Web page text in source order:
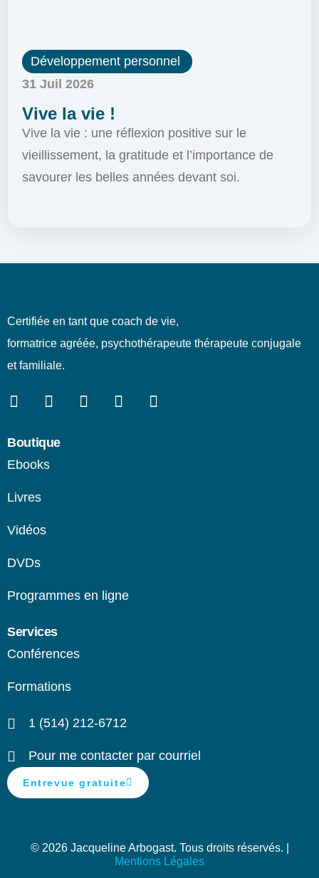
Développement personnel
31 Juil 2026
Vive la vie !
Vive la vie : une réflexion positive sur le
vieillissement, la gratitude et l’importance de
savourer les belles années devant soi.
Certifiée en tant que coach de vie,
formatrice agréée, psychothérapeute thérapeute conjugale
et familiale.
Boutique
Ebooks
Livres
Vidéos
DVDs
Programmes en ligne​
Services
Conférences
Formations
1 (514) 212-6712
Pour me contacter par courriel
Entrevue gratuite
© 2026 Jacqueline Arbogast. Tous droits réservés. |
Mentions Légales